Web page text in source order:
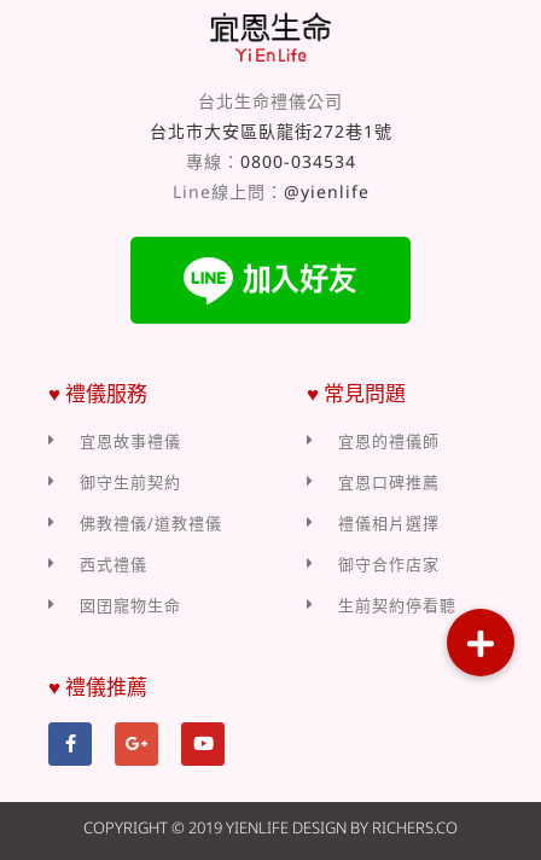
台北生命禮儀公司
台北市大安區臥龍街272巷1號
專線： 0800-034534
Line線上問： @yienlife
♥ 禮儀服務
宜恩故事禮儀
御守生前契約
佛教禮儀/道教禮儀
西式禮儀
囡囝寵物生命
♥ 常見問題
宜恩的禮儀師
宜恩口碑推薦
禮儀相片選擇
御守合作店家
生前契約停看聽
♥ 禮儀推薦
COPYRIGHT © 2019 YIENLIFE DESIGN BY RICHERS.CO